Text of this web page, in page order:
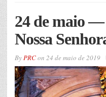
24 de maio —
Nossa
ByPRCon 24 de maio de 2019